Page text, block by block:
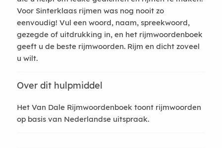
Voor Sinterklaas rijmen was nog nooit zo
eenvoudig! Vul een woord, naam, spreekwoord,
gezegde of uitdrukking in, en het rijmwoordenboek
geeft u de beste rijmwoorden. Rijm en dicht zoveel
u wilt.
Over dit hulpmiddel
Het Van Dale Rijmwoordenboek toont rijmwoorden
op basis van Nederlandse uitspraak.